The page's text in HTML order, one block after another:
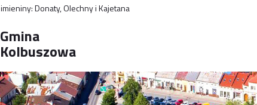
imieniny:Donaty, Olechny i Kajetana
Gmina
Kolbuszowa